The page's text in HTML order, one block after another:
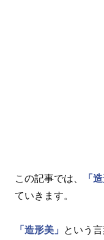
この記事では、 「
ていきます。
「造形美」
という